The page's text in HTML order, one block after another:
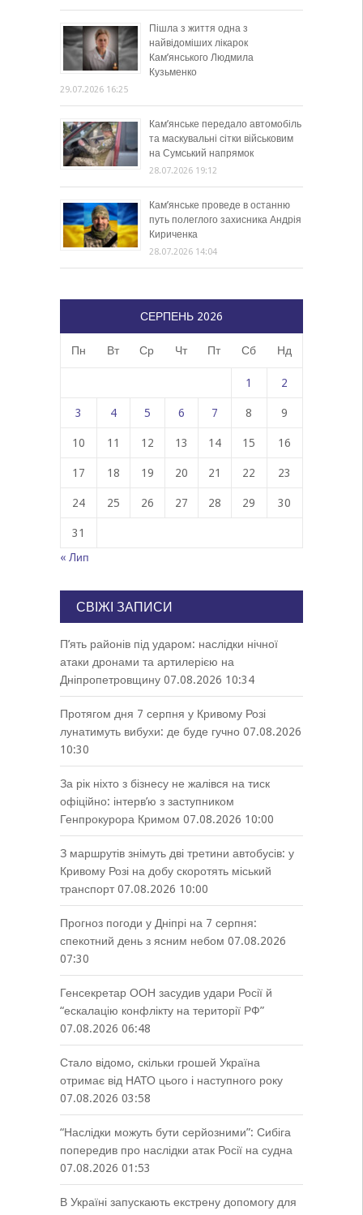
Пішла з життя одна з
найвідоміших лікарок
Кам’янського Людмила
Кузьменко
29.07.2026 16:25
Кам’янське передало автомобіль
та маскувальні сітки військовим
на Сумський напрямок
28.07.2026 19:12
Кам’янське проведе в останню
путь полеглого захисника Андрія
Кириченка
28.07.2026 14:04
СЕРПЕНЬ 2026
Пн Вт Ср Чт Пт Сб Нд
1 2
3 4 5 6 7 8 9
10 11 12 13 14 15 16
17 18 19 20 21 22 23
24 25 26 27 28 29 30
31
« Лип
СВІЖІ ЗАПИСИ
П’ять районів під ударом: наслідки нічної
атаки дронами та артилерією на
Дніпропетровщину 07.08.2026 10:34
Протягом дня 7 серпня у Кривому Розі
лунатимуть вибухи: де буде гучно 07.08.2026
10:30
За рік ніхто з бізнесу не жалівся на тиск
офіційно: інтерв’ю з заступником
Генпрокурора Кримом 07.08.2026 10:00
З маршрутів знімуть дві третини автобусів: у
Кривому Розі на добу скоротять міський
транспорт 07.08.2026 10:00
Прогноз погоди у Дніпрі на 7 серпня:
спекотний день з ясним небом 07.08.2026
07:30
Генсекретар ООН засудив удари Росії й
“ескалацію конфлікту на території РФ”
07.08.2026 06:48
Стало відомо, скільки грошей Україна
отримає від НАТО цього і наступного року
07.08.2026 03:58
“Наслідки можуть бути серйозними”: Сибіга
попередив про наслідки атак Росії на судна
07.08.2026 01:53
В Україні запускають екстрену допомогу для